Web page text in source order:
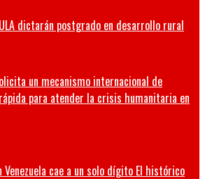
dictarán postgrado en desarrollo rural
un mecanismo internacional de
para atender la crisis humanitaria en
Venezuela cae a un solo dígito El histórico